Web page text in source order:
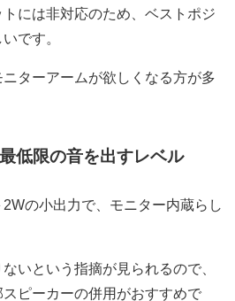
には非対応のため、ベストポジ
です。
ターアームが欲しくなる方が多
低限の音を出すレベル
2Wの小出力で、モニター内蔵らし
いという指摘が見られるので、
ピーカーの併用がおすすめで